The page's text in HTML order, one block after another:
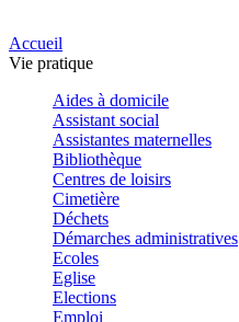
Accueil
Vie pratique
Aides à domicile
Assistant social
Assistantes maternelles
Bibliothèque
Centres de loisirs
Cimetière
Déchets
Démarches administratives
Ecoles
Eglise
Elections
Emploi